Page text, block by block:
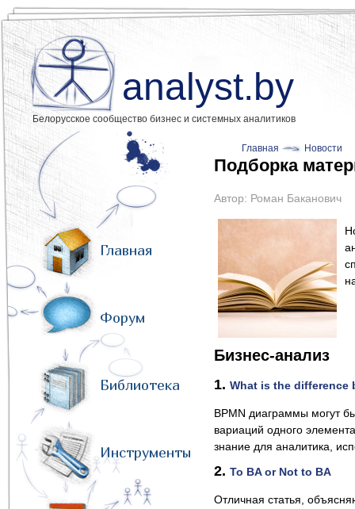
analyst.by
Белорусское сообщество бизнес и системных аналитиков
Главная
Форум
Библиотека
Инструменты
Главная Новости
Подборка
Автор: Роман Баканович
Бизнес-анализ
1. What is the difference
BPMN диаграммы могут
вариаций одного
знание для аналитика,
2. To BA or Not to BA
Отличная статья,